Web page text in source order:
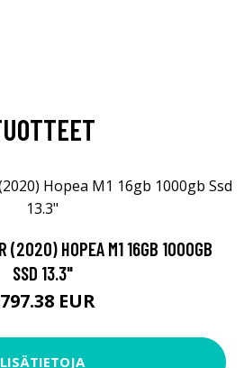
(2020) HOPEA M1 16GB 1000GB
SSD 13.3"
EUR
LISÄTIETOJA